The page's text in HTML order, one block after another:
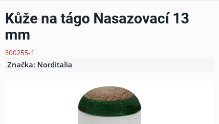
Kůže na tágo Nasazovací 13
mm
300255-1
Značka: Norditalia